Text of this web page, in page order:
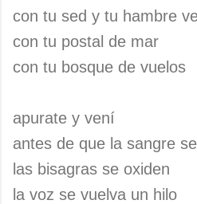
con tu sed y tu hambre
con tu postal de mar
con tu bosque de vuelos
apurate y vení
antes de que la sangre
las bisagras se oxiden
la voz se vuelva un hilo